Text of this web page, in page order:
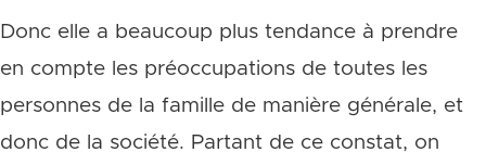
Donc elle a beaucoup plus tendance à prendre
en compte les préoccupations de toutes les
personnes de la famille de manière générale, et
donc de la société. Partant de ce constat, on